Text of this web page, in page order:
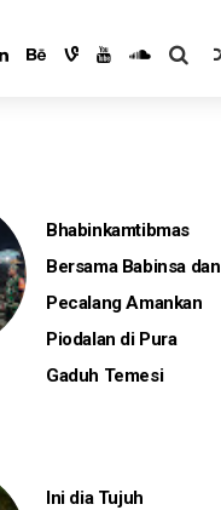
Bhabinkamtibmas
Bersama Babinsa dan
Pecalang Amankan
Piodalan di Pura
Gaduh Temesi
Ini dia Tujuh